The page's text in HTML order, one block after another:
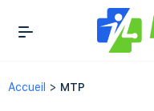
Accueil > MTP